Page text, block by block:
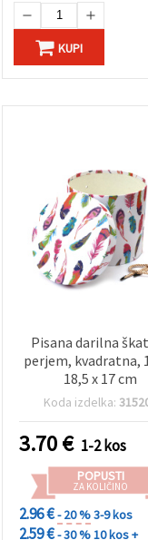
KUPI
Pisana darilna
perjem, kvadratna,
18,5 x 17 cm
Koda izdelka:
3.70€ 1-2 kos
POPUSTI
ZA KOLIČINO
2.96 €- 20 %3-9 kos
2.59 €- 30 %10 kos +